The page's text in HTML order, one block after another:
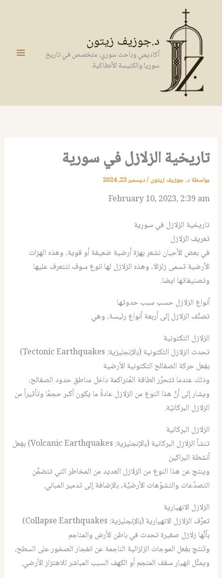
المحتوى
د.جوزيف زيتون
أكاديمي وباحث سوري، متخصص في تاريخ
سوريا والكنيسة الأنطاكية.
تاريخية الزلازل في سورية
بواسطةد. جوزيف زيتون/ديسمبر 23, 2024
February 10, 2023, 2:39 am
تاريخية الزلازل في سورية
تعريف الزلازل
في بعض الأحيان نشعر بهزة أرضية ضعيفة أو قوية، وهذه الهزات
الأرضية تسمى زلزالا، وهذه الزلازل لها انوع سوف نتنعرف عليها
وتصنيفاتها ايضا.
أنواع الزلازل حسب سبب حدوثها
تصنَّف الزلازل إلى أربعة أنواع رئيسة، وهي
الزلازل التكتونية
تحدث الزلازل التكتونية (بالإنجليزية: Tectonic Earthquakes)
بفِعل حركة الصفائح التكتونية الأرضية
وذلك عندما تتحرَّر الطاقة المُتراكمة داخل مناطق حدود الصفائح،
ويشار إلى أنَّ هذا النوع من الزلازل عادةً ما يكون أكبر حجمًا وتأثيراً من
الزلازل البركانيّة.
الزلازل البركانية
تنشأ الزلازل البركانية (بالإنجليزية: Volcanic Earthquakes) بفِعل
أنشطة البراكين
وينتج عن هذا النوع من الزلازل العديد من المخاطر التي تتضمَّن
التصدّعات والتشوّهات الأرضيَّة، بالإضافة إلى تدمير المباني.
الزلازل الانهيارية
تعرَّف الزلازل الانهيارية (بالإنجليزية: Collapse Earthquakes)
بأنَّها زلازل صغيرة تحدث في باطن الأرض والمناجم
وتَنتج بفِعل الموجات الزلزالية الناجمة عن انفجار الصخور على السطح،
ويمثَّل انهيار سقف المنجم أو الكهف السبب المباشر للاهتزاز الأرضي.